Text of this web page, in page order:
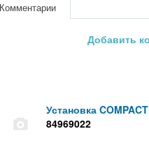
Добавить
Установка
84969022